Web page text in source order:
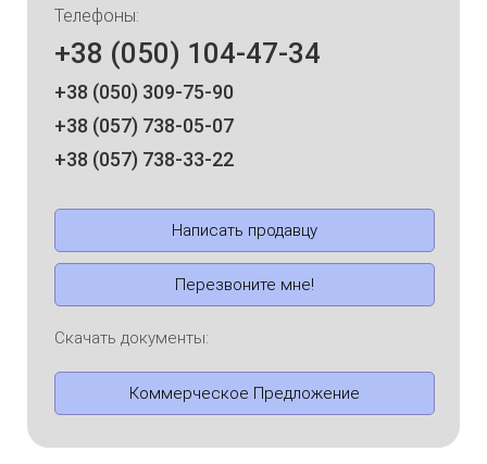
Телефоны:
+38 (050) 104-47-34
+38 (050) 309-75-90
+38 (057) 738-05-07
+38 (057) 738-33-22
Написать продавцу
Перезвоните мне!
Скачать документы:
Коммерческое Предложение